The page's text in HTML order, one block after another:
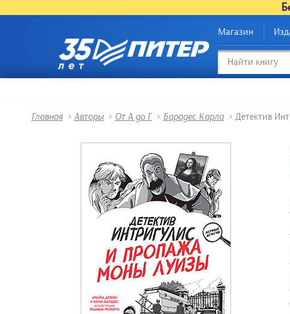
Магазин
Главная > Авторы > От А до Г > Барадес Карла > Детектив